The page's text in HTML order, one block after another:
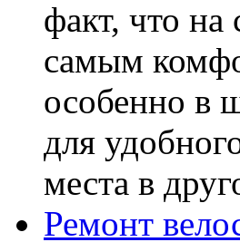
факт, что на
самым
особенно в
для
места в
Ремонт